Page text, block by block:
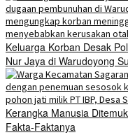
Keluarga Korban Desak
Nur Jaya di Warudoyong
Kerangka Manusia
Fakta-Faktanya